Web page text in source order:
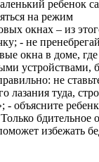
ребенок
на режим
окнах – из
- не
окна в доме, где
не
лазания туда,
объясните
бдительное
избежать